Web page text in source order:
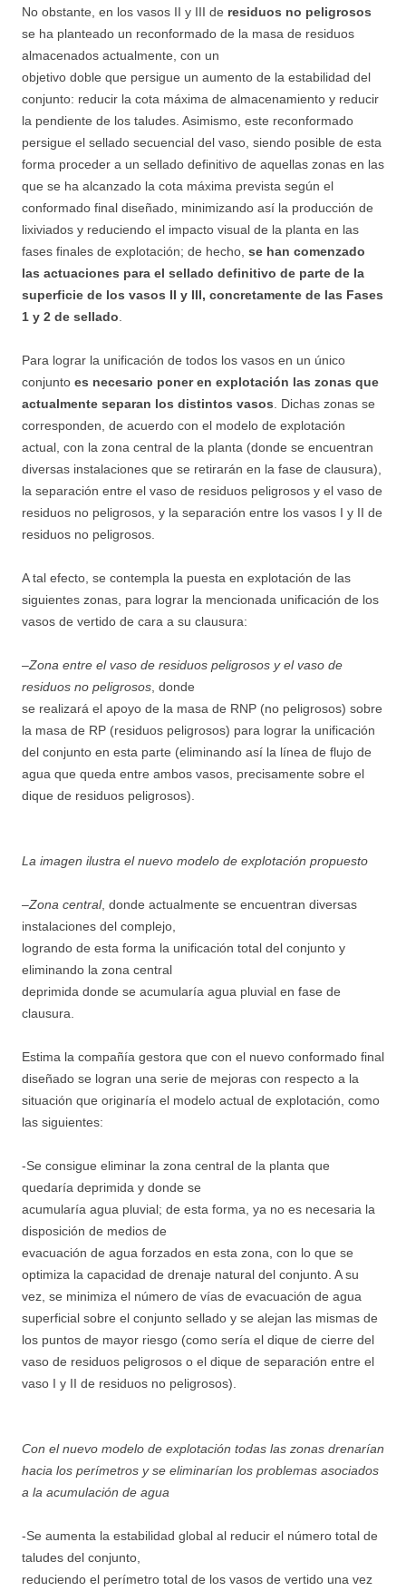
No obstante, en los vasos II y III de residuos no peligrosos
se ha planteado un reconformado de la masa de residuos
almacenados actualmente, con un
objetivo doble que persigue un aumento de la estabilidad del
conjunto: reducir la cota máxima de almacenamiento y reducir
la pendiente de los taludes. Asimismo, este reconformado
persigue el sellado secuencial del vaso, siendo posible de esta
forma proceder a un sellado definitivo de aquellas zonas en las
que se ha alcanzado la cota máxima prevista según el
conformado final diseñado, minimizando así la producción de
lixiviados y reduciendo el impacto visual de la planta en las
fases finales de explotación; de hecho, se han comenzado
las actuaciones para el sellado definitivo de parte de la
superficie de los vasos II y III, concretamente de las Fases
1 y 2 de sellado
Para lograr la unificación de todos los vasos en un único
conjunto es necesario poner en explotación las zonas que
actualmente separan los distintos vasos . Dichas zonas se
corresponden, de acuerdo con el modelo de explotación
actual, con la zona central de la planta (donde se encuentran
diversas instalaciones que se retirarán en la fase de clausura),
la separación entre el vaso de residuos peligrosos y el vaso de
residuos no peligrosos, y la separación entre los vasos I y II de
residuos no peligrosos.
A tal efecto, se contempla la puesta en explotación de las
siguientes zonas, para lograr la mencionada unificación de los
vasos de vertido de cara a su clausura:
–Zona entre el vaso de residuos peligrosos y el vaso de
residuos no peligrosos , donde
se realizará el apoyo de la masa de RNP (no peligrosos) sobre
la masa de RP (residuos peligrosos) para lograr la unificación
del conjunto en esta parte (eliminando así la línea de flujo de
agua que queda entre ambos vasos, precisamente sobre el
dique de residuos peligrosos).
La imagen ilustra el nuevo modelo de explotación propuesto
–Zona central, donde actualmente se encuentran diversas
instalaciones del complejo,
logrando de esta forma la unificación total del conjunto y
eliminando la zona central
deprimida donde se acumularía agua pluvial en fase de
clausura.
Estima la compañía gestora que con el nuevo conformado final
diseñado se logran una serie de mejoras con respecto a la
situación que originaría el modelo actual de explotación, como
las siguientes:
-Se consigue eliminar la zona central de la planta que
quedaría deprimida y donde se
acumularía agua pluvial; de esta forma, ya no es necesaria la
disposición de medios de
evacuación de agua forzados en esta zona, con lo que se
optimiza la capacidad de drenaje natural del conjunto. A su
vez, se minimiza el número de vías de evacuación de agua
superficial sobre el conjunto sellado y se alejan las mismas de
los puntos de mayor riesgo (como sería el dique de cierre del
vaso de residuos peligrosos o el dique de separación entre el
vaso I y II de residuos no peligrosos).
Con el nuevo modelo de explotación todas las zonas drenarían
hacia los perímetros y se eliminarían los problemas asociados
a la acumulación de agua
-Se aumenta la estabilidad global al reducir el número total de
taludes del conjunto,
reduciendo el perímetro total de los vasos de vertido una vez